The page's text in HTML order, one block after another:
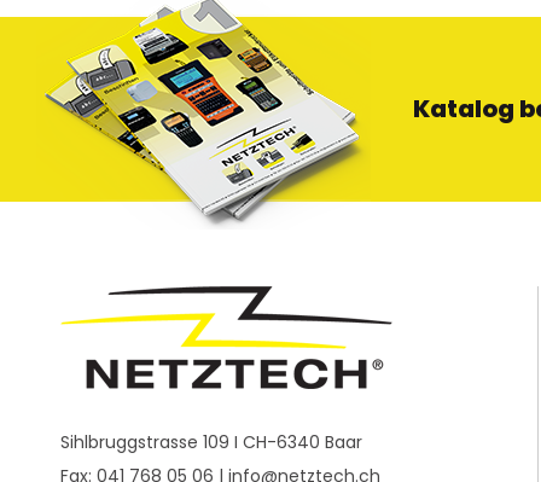
Katalog
Sihlbruggstrasse 109 I CH-6340 Baar
Fax: 041 768 05 06 | info@netztech.ch